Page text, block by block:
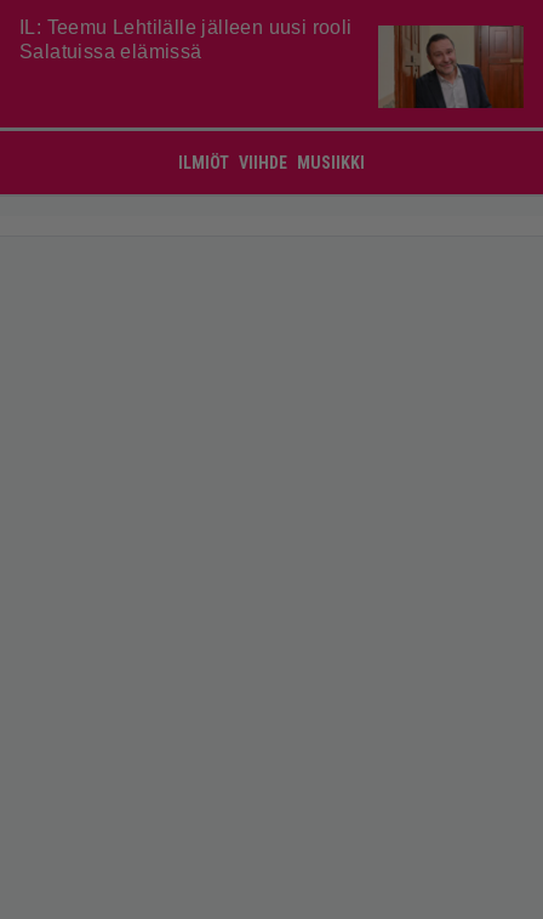
IL: Teemu Lehtilälle jälleen uusi rooli
Salatuissa elämissä
ILMIÖT VIIHDE MUSIIKKI